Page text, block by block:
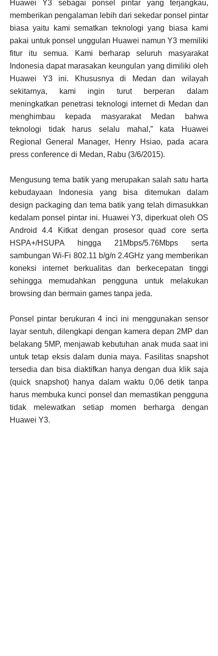
Huawei Y3 sebagai ponsel pintar yang terjangkau,
memberikan pengalaman lebih dari sekedar ponsel pintar
biasa yaitu kami sematkan teknologi yang biasa kami
pakai untuk ponsel unggulan Huawei namun Y3 memiliki
fitur itu semua. Kami berharap seluruh masyarakat
Indonesia dapat marasakan keungulan yang dimiliki oleh
Huawei Y3 ini. Khususnya di Medan dan wilayah
sekitarnya, kami ingin turut berperan dalam
meningkatkan penetrasi teknologi internet di Medan dan
menghimbau kepada masyarakat Medan bahwa
teknologi tidak harus selalu mahal,” kata Huawei
Regional General Manager, Henry Hsiao, pada acara
press conference di Medan, Rabu (3/6/2015).
Mengusung tema batik yang merupakan salah satu harta
kebudayaan Indonesia yang bisa ditemukan dalam
design packaging dan tema batik yang telah dimasukkan
kedalam ponsel pintar ini. Huawei Y3, diperkuat oleh OS
Android 4.4 Kitkat dengan prosesor quad core serta
HSPA+/HSUPA hingga 21Mbps/5.76Mbps serta
sambungan Wi-Fi 802.11 b/g/n 2.4GHz yang memberikan
koneksi internet berkualitas dan berkecepatan tinggi
sehingga memudahkan pengguna untuk melakukan
browsing dan bermain games tanpa jeda.
Ponsel pintar berukuran 4 inci ini menggunakan sensor
layar sentuh, dilengkapi dengan kamera depan 2MP dan
belakang 5MP, menjawab kebutuhan anak muda saat ini
untuk tetap eksis dalam dunia maya. Fasilitas snapshot
tersedia dan bisa diaktifkan hanya dengan dua klik saja
(quick snapshot) hanya dalam waktu 0,06 detik tanpa
harus membuka kunci ponsel dan memastikan pengguna
tidak melewatkan setiap momen berharga dengan
Huawei Y3.